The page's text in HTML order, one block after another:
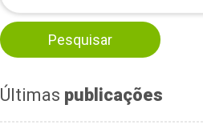
Últimas publicações